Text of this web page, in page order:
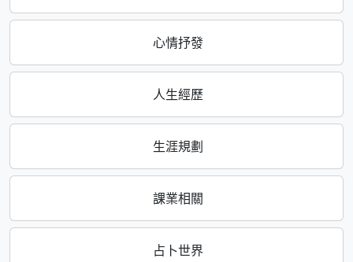
心情抒發
人生經歷
生涯規劃
課業相關
占卜世界